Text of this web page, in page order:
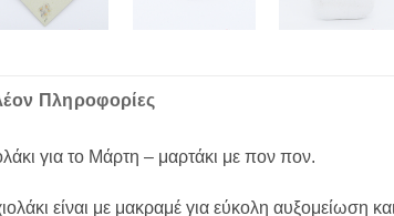
Πληροφορίες
για το Μάρτη – μαρτάκι με πον πον.
είναι με μακραμέ για εύκολη